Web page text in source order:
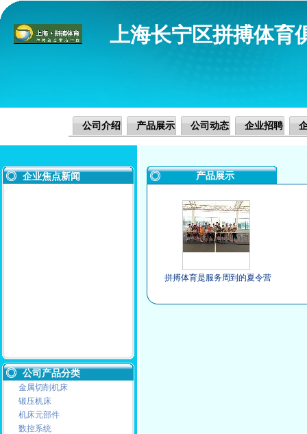
上海长宁区拼搏体育
公司介绍 产品展示 公司动态 企业招聘
企业焦点新闻
公司产品分类
金属切削机床
锻压机床
机床元部件
数控系统
产品展示
拼搏体育是服务周到的夏令营